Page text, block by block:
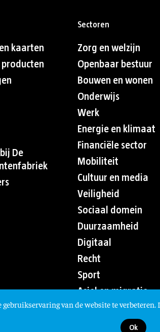
kaarten
De
Sectoren
Zorg en welzijn
Openbaar bestuur
Bouwen en wonen
Onderwijs
Werk
Energie en klimaat
Financiële sector
Mobiliteit
Cultuur en media
Veiligheid
Sociaal domein
Duurzaamheid
Digitaal
Recht
Sport
Asiel en migratie
van de website te
Ok